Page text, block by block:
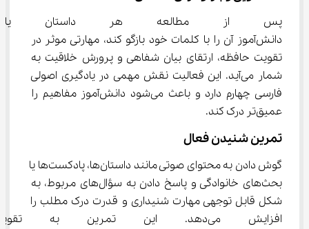
پس از مطالعه هر داستان یا
دانش‌آموز آن را با کلمات خود بازگو کند، مهارتی موثر در
تقویت حافظه، ارتقای بیان شفاهی و پرورش خلاقیت به
شمار می‌آید. این فعالیت نقش مهمی در یادگیری اصولی
فارسی چهارم دارد و باعث می‌شود دانش‌آموز مفاهیم را
عمیق‌تر درک کند.
تمرین شنیدن فعال
گوش دادن به محتوای صوتی مانند داستان‌ها، پادکست‌ها یا
بحث‌های خانوادگی و پاسخ دادن به سؤال‌های مربوط، به
شکل قابل توجهی مهارت شنیداری و قدرت درک مطلب را
افزایش می‌دهد. این تمرین